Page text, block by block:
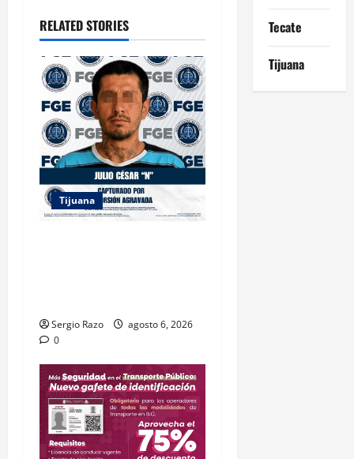
i
o
n
RELATED STORIES
Tijuana
Sergio Razo
agosto 6, 2026
0
Tecate
Tijuana